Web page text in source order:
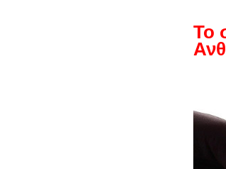
Το